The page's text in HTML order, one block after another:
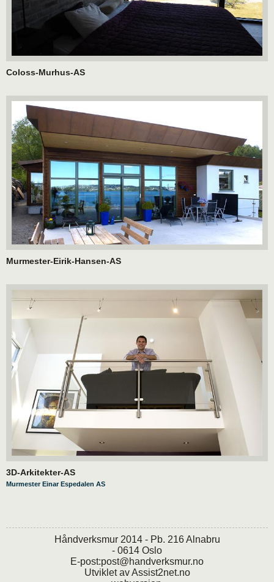
Coloss-Murhus-AS
Murmester-Eirik-Hansen-AS
3D-Arkitekter-AS
Murmester Einar Espedalen AS
Håndverksmur 2014 - Pb. 216 Alnabru
- 0614 Oslo
E-post:post@handverksmur.no
Utviklet avAssist2net.no